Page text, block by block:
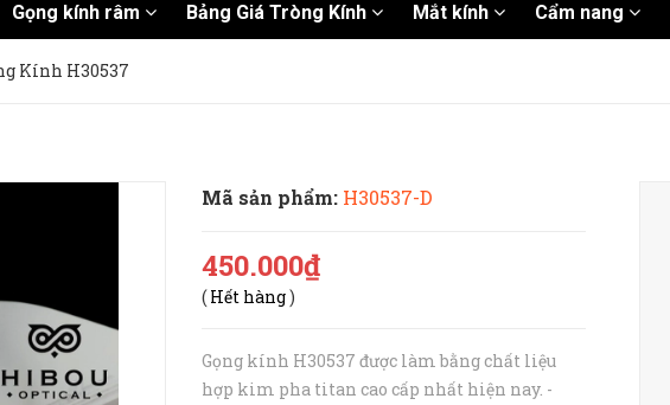
Gọng kính râm Bảng Giá Tròng Kính Mắt kính Cẩm nang
Kính H30537
Mã sản phẩm: H30537-D
450.000₫
(Hết hàng)
Gọng kính H30537 được làm bằng chất liệu
hợp kim pha titan cao cấp nhất hiện nay. -